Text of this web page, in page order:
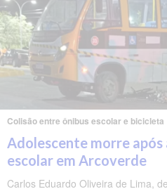
Colisão entre ônibus escolar e bicicleta
Adolescente morre
escolar em Arcoverde
Carlos Eduardo Oliveira de Lima,